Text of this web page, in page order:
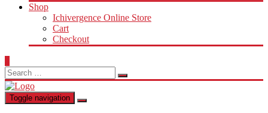
Shop
Ichivergence Online Store
Cart
Checkout
Search
for:
Toggle navigation